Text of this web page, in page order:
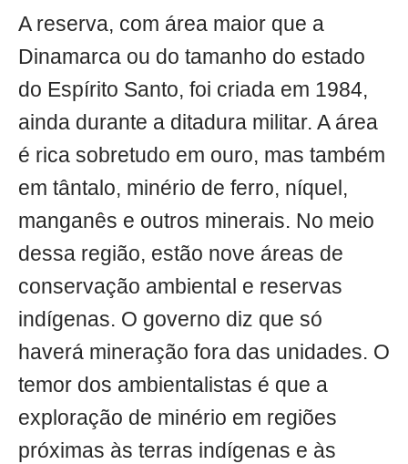
A reserva, com área maior que a
Dinamarca ou do tamanho do estado
do Espírito Santo, foi criada em 1984,
ainda durante a ditadura militar. A área
é rica sobretudo em ouro, mas também
em tântalo, minério de ferro, níquel,
manganês e outros minerais. No meio
dessa região, estão nove áreas de
conservação ambiental e reservas
indígenas. O governo diz que só
haverá mineração fora das unidades. O
temor dos ambientalistas é que a
exploração de minério em regiões
próximas às terras indígenas e às